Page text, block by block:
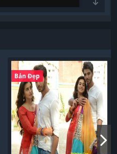
Bản Đẹp